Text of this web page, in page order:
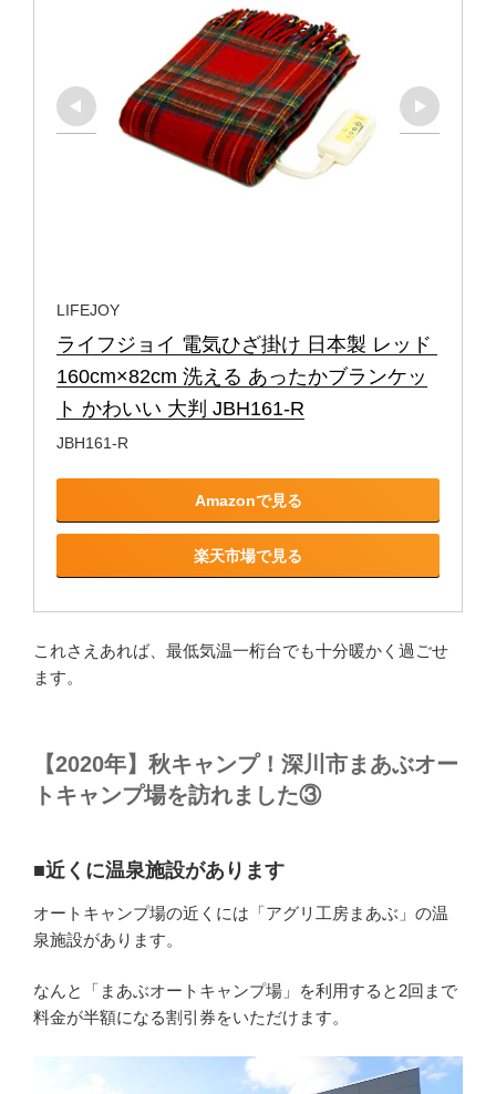
LIFEJOY
ライフジョイ 電気ひざ掛け 日本製 レッド
160cm×82cm 洗える あったかブランケッ
ト かわいい 大判 JBH161-R
JBH161-R
Amazonで見る
楽天市場で見る
これさえあれば、最低気温一桁台でも十分暖かく過ごせ
ます。
【2020年】秋キャンプ！深川市まあぶオー
トキャンプ場を訪れました③
■近くに温泉施設があります
オートキャンプ場の近くには「アグリ工房まあぶ」の温
泉施設があります。
なんと「まあぶオートキャンプ場」を利用すると2回まで
料金が半額になる割引券をいただけます。